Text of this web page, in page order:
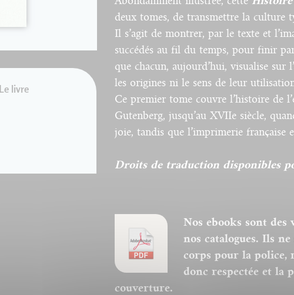
Le livre
deux tomes, de transmettre la culture
Il s’agit de montrer, par le texte et
succédés au fil du temps, pour finir
que chacun, aujourd’hui, visualise sur
les origines ni le sens de leur
Ce premier tome couvre l’histoire de
Gutenberg, jusqu’au XVIIe siècle,
joie, tandis que l’imprimerie française
Droits de traduction disponibles
Nos ebooks sont des
nos catalogues. Ils
corps pour la police,
donc respectée et la
couverture.